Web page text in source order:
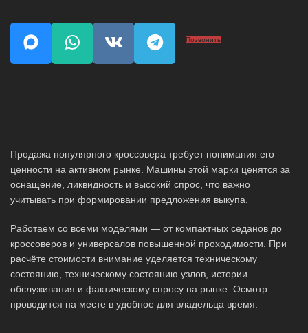
Позвонить
Продажа популярного кроссовера требует понимания его
ценности на активном рынке. Машины этой марки ценятся за
оснащение, ликвидность и высокий спрос, что важно
учитывать при формировании предложения выкупа.
Работаем со всеми моделями — от компактных седанов до
кроссоверов и универсалов повышенной проходимости. При
расчёте стоимости внимание уделяется техническому
состоянию, техническому состоянию узлов, истории
обслуживания и фактическому спросу на рынке. Осмотр
проводится на месте в удобное для владельца время.